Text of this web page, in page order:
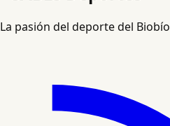
La pasión del deporte del Biobío